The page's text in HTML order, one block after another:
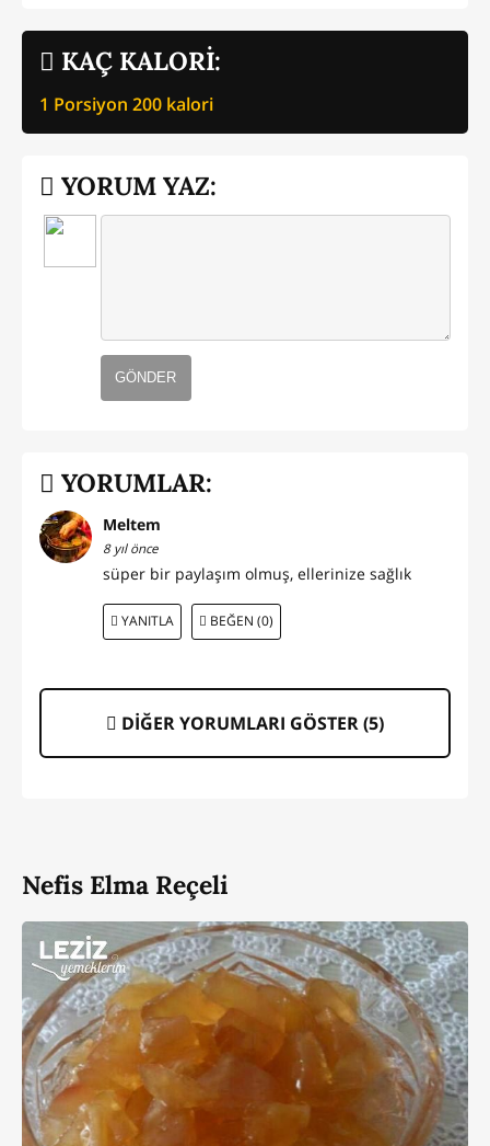
KAÇ KALORİ:
1 Porsiyon 200 kalori
YORUM YAZ:
GÖNDER
YORUMLAR:
Meltem
8 yıl önce
süper bir paylaşım olmuş, ellerinize sağlık
YANITLA BEĞEN (0)
DİĞER YORUMLARI GÖSTER (5)
Nefis Elma Reçeli